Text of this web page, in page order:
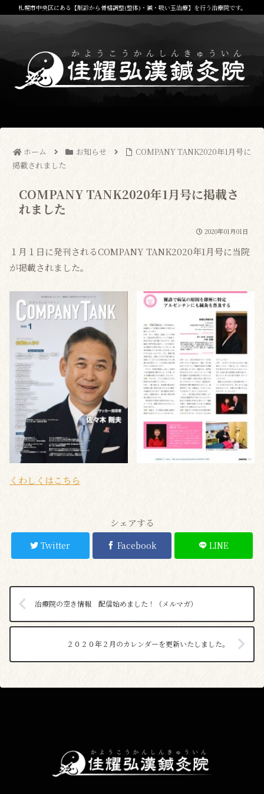
札幌市中央区にある【脈診から骨格調整(整体)・鍼・吸い玉治療】を行う治療院です。
ホーム お知らせ
COMPANY TANK2020年1月号に
掲載されました
COMPANY TANK2020年1月号に掲載さ
れました
2020年01月01日
１月１日に発刊されるCOMPANY TANK2020年1月号に当院
が掲載されました。
くわしくはこちら
シェアする
Twitter Facebook LINE
治療院の空き情報 配信始めました！（メルマガ）
２０２０年２月のカレンダーを更新いたしました。